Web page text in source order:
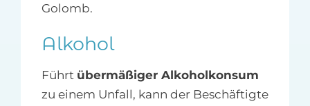
Golomb.
Alkohol
Führt übermäßiger Alkoholkonsum
zu einem Unfall, kann der Beschäftigte